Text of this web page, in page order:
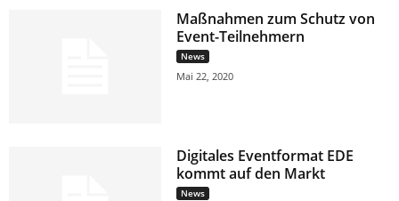
Maßnahmen zum Schutz von
Event-Teilnehmern
News
Mai 22, 2020
Digitales Eventformat EDE
kommt auf den Markt
News